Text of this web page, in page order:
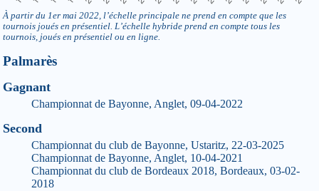
À partir du 1er mai 2022, l’échelle principale ne prend en compte que les
tournois joués en présentiel. L’échelle hybride prend en compte tous les
tournois, joués en présentiel ou en ligne.
Palmarès
Gagnant
Championnat de Bayonne, Anglet, 09-04-2022
Second
Championnat du club de Bayonne, Ustaritz, 22-03-2025
Championnat de Bayonne, Anglet, 10-04-2021
Championnat du club de Bordeaux 2018, Bordeaux, 03-02-
2018